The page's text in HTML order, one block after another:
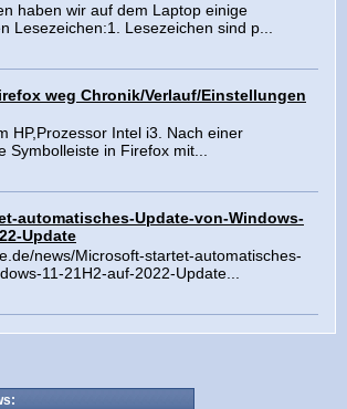
haben wir auf dem Laptop einige
Lesezeichen:1. Lesezeichen sind p...
weg Chronik/Verlauf/Einstellungen
HP,Prozessor Intel i3. Nach einer
Symbolleiste in Firefox mit...
automatisches-Update-von-Windows-
Update
news/Microsoft-startet-automatisches-
11-21H2-auf-2022-Update...